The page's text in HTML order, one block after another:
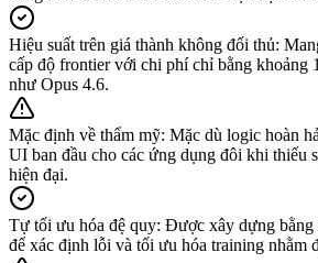
Hiệu suất trên giá thành không đối thủ:
cấp độ frontier với chi phí chỉ bằng khoảng
như Opus 4.6.
Mặc định về thẩm mỹ: Mặc dù logic hoàn
UI ban đầu cho các ứng dụng đôi khi thiếu
hiện đại.
Tự tối ưu hóa đệ quy: Được xây dựng bằng
để xác định lỗi và tối ưu hóa training nhằm